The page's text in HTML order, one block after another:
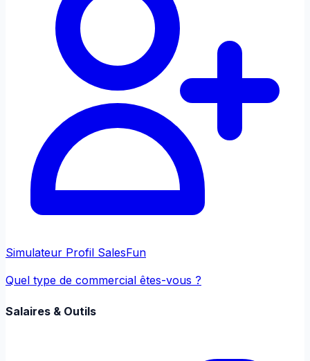
Simulateur Profil SalesFun
Quel type de commercial êtes-vous ?
Salaires & Outils